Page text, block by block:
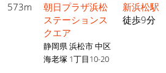
573m
朝日プラザ浜松
ステーションス
クエア
静岡県 浜松市 中区
海老塚 1丁目10-20
新浜松駅
徒歩9分